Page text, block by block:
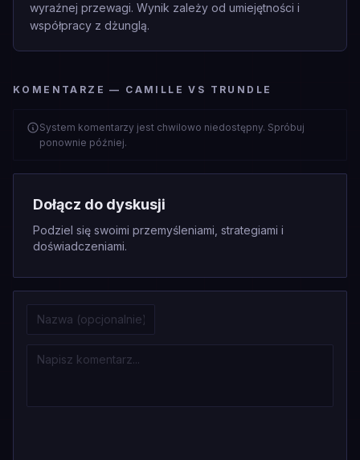
wyraźnej przewagi. Wynik zależy od umiejętności i
współpracy z dżunglą.
KOMENTARZE — CAMILLE VS TRUNDLE
System komentarzy jest chwilowo niedostępny. Spróbuj
ponownie później.
Dołącz do dyskusji
Podziel się swoimi przemyśleniami, strategiami i
doświadczeniami.